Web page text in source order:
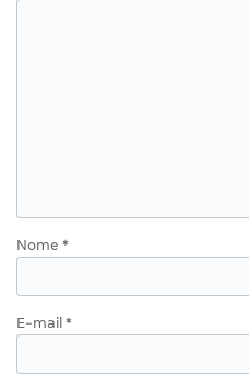
Nome *
E-mail *